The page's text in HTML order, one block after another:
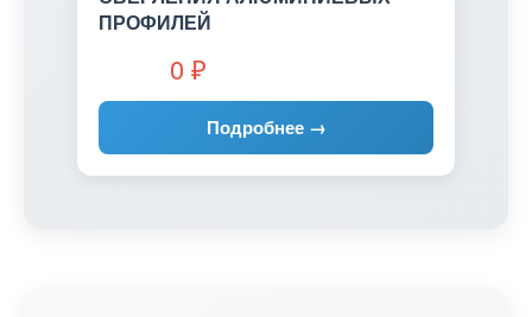
ПРОФИЛЕЙ
0 ₽
Подробнее →